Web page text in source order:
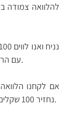
עם הריבית וההצמדה בתשלום אחד בסוף השנה.
נחזיר 100 שקלים+ 4%*100 = 4 שקלים וביחד 104 שקלים.